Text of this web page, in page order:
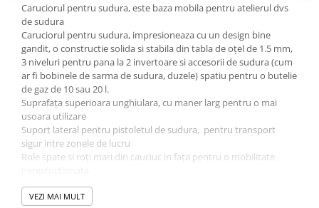
Caruciorul pentru sudura, este baza mobila pentru atelierul dvs
de sudura
Caruciorul pentru sudura, impresioneaza cu un design bine
gandit, o constructie solida si stabila din tabla de oțel de 1.5 mm,
3 niveluri pentru pana la 2 invertoare si accesorii de sudura (cum
ar fi bobinele de sarma de sudura, duzele) spatiu pentru o butelie
de gaz de 10 sau 20 l.
Suprafața superioara unghiulara, cu maner larg pentru o mai
usoara utilizare
Suport lateral pentru pistoletul de sudura, pentru transport
sigur intre zonele de lucru
Role spate si roți mari din cauciuc in fața pentru o mobilitate
scumpe, care trebuie mai intai taiate si sudate din greu, caruciorul
VEZI MAI MULT